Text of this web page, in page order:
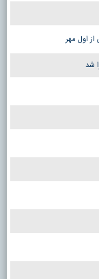
اول مهر
شد